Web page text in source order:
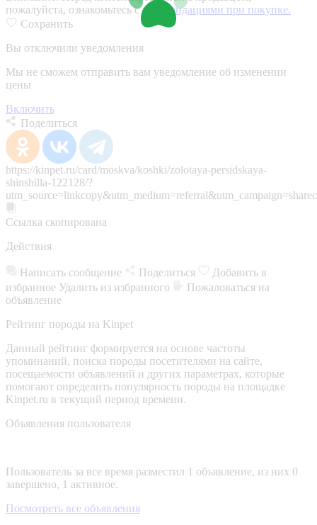
пожалуйста, ознакомьтесь срекомендациями при покупке.
Сохранить
Вы отключили уведомления
Мы не сможем отправить вам уведомление об изменении
цены
Включить
Поделиться
https://kinpet.ru/card/moskva/koshki/zolotaya-persidskaya-
shinshilla-122128/?
Ссылка скопирована
Действия
Написать сообщение Поделиться
Добавить в
избранное Удалить из избранного
Пожаловаться на
объявление
Рейтинг породы на Kinpet
Данный рейтинг формируется на основе частоты
упоминаний, поиска породы посетителями на сайте,
посещаемости объявлений и других параметрах, которые
помогают определить популярность породы на площадке
Kinpet.ru в текущий период времени.
Объявления пользователя
Пользователь за все время разместил 1 объявление, из них 0
завершено, 1 активное.
Посмотреть все объявления